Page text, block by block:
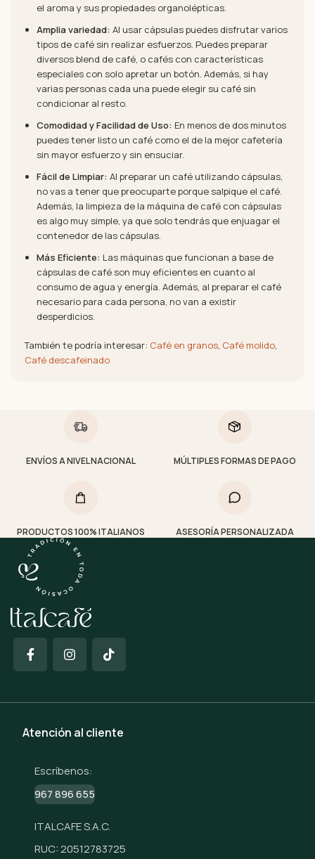
el aroma y sus propiedades organolépticas.
Amplia variedad: Al usar cápsulas puedes disfrutar varios
tipos de café sin realizar esfuerzos. Puedes preparar
diversos blend de café, o cafés con características
especiales con solo apretar un botón. Además, si hay
varias personas cada una puede elegir su café sin
condicionar al resto.
Comodidad y Facilidad de Uso: En menos de dos minutos
puedes tener listo un café como el de la mejor cafetería
sin mayor esfuerzo y sin ensuciar.
Fácil de Limpiar: Al preparar un café utilizando cápsulas,
no vas a tener que preocuparte porque salpique el café.
Además, la limpieza de la máquina de café con cápsulas
es algo muy simple, ya que solo tendrás que enjuagar el
contenedor de las cápsulas.
Más Eficiente: Las máquinas que funcionan a base de
cápsulas de café son muy eficientes en cuanto al
consumo de agua y energía. Además, al preparar el café
necesario para cada persona, no van a existir
desperdicios.
También te podría interesar: Café en granos, Café molido,
Café descafeinado
ENVÍOS A NIVEL NACIONAL MÚLTIPLES FORMAS DE PAGO
PRODUCTOS 100% ITALIANOS ASESORÍA PERSONALIZADA
Atención al cliente
Escríbenos:
967 896 655
ITALCAFE S.A.C.
RUC: 20512783725